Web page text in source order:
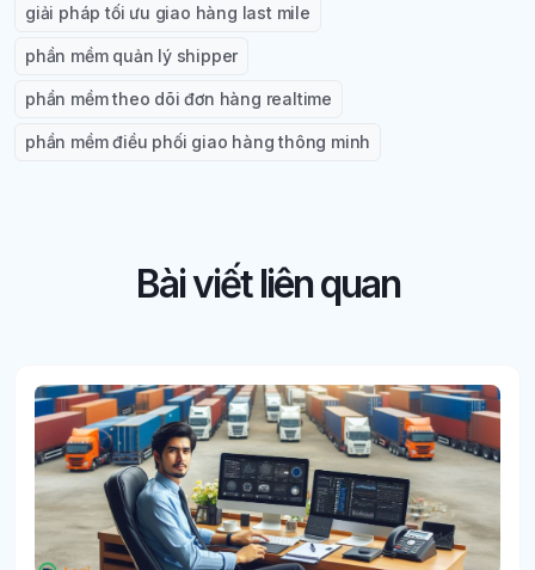
giải pháp tối ưu giao hàng last mile
phần mềm quản lý shipper
phần mềm theo dõi đơn hàng realtime
phần mềm điều phối giao hàng thông minh
Bài viết liên quan